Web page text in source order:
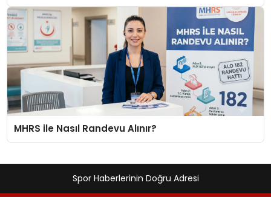
MHRS ile Nasıl Randevu Alınır?
Spor Haberlerinin Doğru Adresi